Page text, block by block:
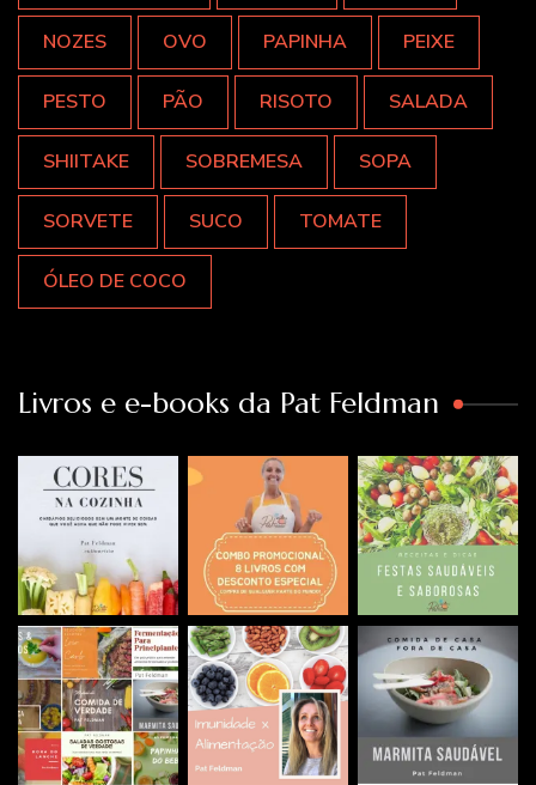
NOZES OVO PAPINHA PEIXE
PESTO PÃO RISOTO SALADA
SHIITAKE SOBREMESA SOPA
SORVETE SUCO TOMATE
ÓLEO DE COCO
Livros e e-books da Pat Feldman